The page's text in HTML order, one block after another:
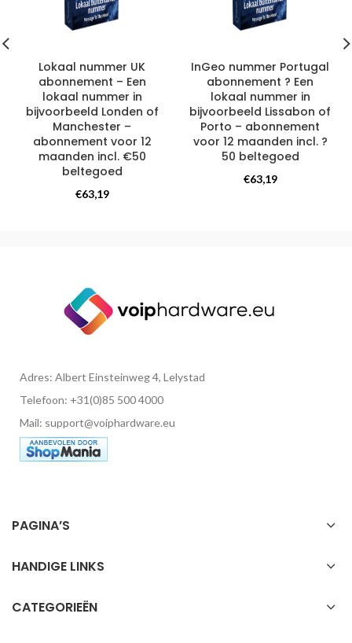
Lokaal nummer UK
abonnement – Een
lokaal nummer in
bijvoorbeeld Londen of
Manchester –
abonnement voor 12
maanden incl. €50
beltegoed
Telefoonnummer
€63,19
InGeo nummer Portugal
abonnement ? Een
lokaal nummer in
bijvoorbeeld Lissabon of
Porto – abonnement
voor 12 maanden incl. ?
50 beltegoed
Telefoonnummer
€63,19
Adres: Albert Einsteinweg 4, Lelystad
Telefoon: +31(0)85 500 4000
Mail: support@voiphardware.eu
PAGINA’S
HANDIGE LINKS
CATEGORIEËN